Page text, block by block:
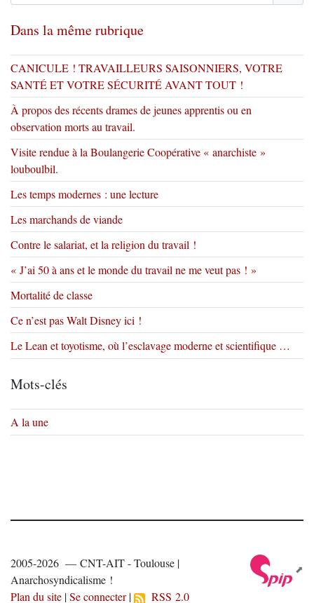
Dans la même rubrique
CANICULE ! TRAVAILLEURS SAISONNIERS, VOTRE
SANTÉ ET VOTRE SÉCURITÉ AVANT TOUT !
À propos des récents drames de jeunes apprentis ou en
observation morts au travail.
Visite rendue à la Boulangerie Coopérative « anarchiste »
louboulbil.
Les temps modernes : une lecture
Les marchands de viande
Contre le salariat, et la religion du travail !
« J’ai 50 à ans et le monde du travail ne me veut pas ! »
Mortalité de classe
Ce n’est pas Walt Disney ici !
Le Lean et toyotisme, où l’esclavage moderne et scientifique …
Mots-clés
A la une
2005-2026 — CNT-AIT - Toulouse |
Anarchosyndicalisme !
Plan du site |Se connecter| RSS 2.0